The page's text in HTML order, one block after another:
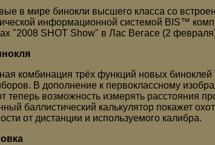
в мире бинокли высшего класса со
информационной системой BIS™
"2008 SHOT Show" в Лас Вегасе (2
комбинация трёх функций новых
В дополнение к первоклассному
теперь возможность измерять расстояния
баллистический калькулятор покажет
от дистанции и используемого калибра.